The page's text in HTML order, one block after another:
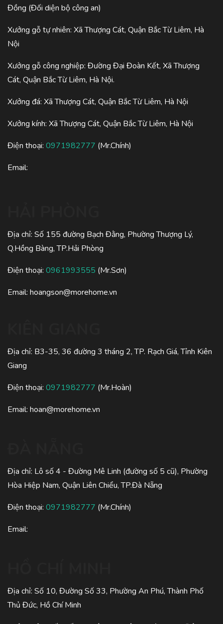
Đồng (Đối diện bộ công an)
Xưởng gỗ tự nhiên: Xã Thượng Cát, Quận Bắc Từ Liêm, Hà
Nội
Xưởng gỗ công nghiệp: Đường Đại Đoàn Kết, Xã Thượng
Cát, Quận Bắc Từ Liêm, Hà Nội.
Xưởng đá: Xã Thượng Cát, Quận Bắc Từ Liêm, Hà Nội
Xưởng kính: Xã Thượng Cát, Quận Bắc Từ Liêm, Hà Nội
Điện thoại: 0971982777 (Mr.Chính)
Email:
Địa chỉ: Số 155 đường Bạch Đằng, Phường Thượng Lý,
Q.Hồng Bàng, TP.Hải Phòng
Điện thoại: 0961993555 (Mr.Sơn)
Email: hoangson@morehome.vn
Địa chỉ: B3-35, 36 đường 3 tháng 2, TP. Rạch Giá, Tỉnh Kiên
Giang
Điện thoại: 0971982777 (Mr.Hoàn)
Email: hoan@morehome.vn
Địa chỉ: Lô số 4 - Đường Mê Linh (đường số 5 cũ), Phường
Hòa Hiệp Nam, Quận Liên Chiểu, TP.Đà Nẵng
Điện thoại: 0971982777 (Mr.Chính)
Email:
Địa chỉ: Số 10, Đường Số 33, Phường An Phú, Thành Phố
Thủ Đức, Hồ Chí Minh